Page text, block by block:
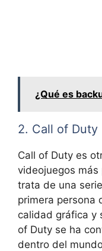
¿Qué es
2. Call of Duty
Call of Duty es
videojuegos
trata de una
primera persona
calidad gráfica y
of Duty se ha
dentro del